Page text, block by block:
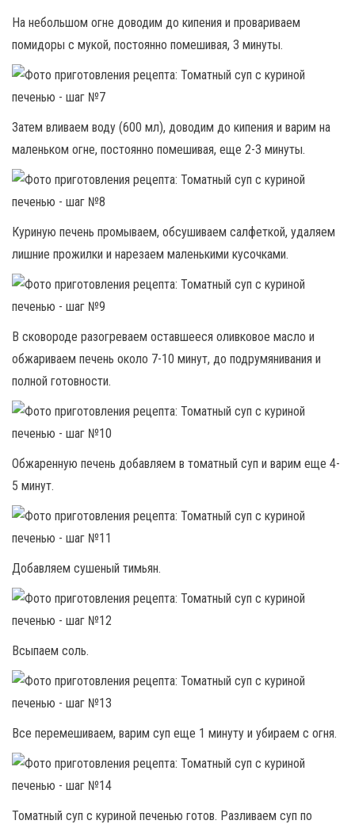
На небольшом огне доводим до кипения и провариваем
помидоры с мукой, постоянно помешивая, 3 минуты.
Затем вливаем воду (600 мл), доводим до кипения и варим на
маленьком огне, постоянно помешивая, еще 2-3 минуты.
Куриную печень промываем, обсушиваем салфеткой, удаляем
лишние прожилки и нарезаем маленькими кусочками.
В сковороде разогреваем оставшееся оливковое масло и
обжариваем печень около 7-10 минут, до подрумянивания и
полной готовности.
Обжаренную печень добавляем в томатный суп и варим еще 4-
5 минут.
Добавляем сушеный тимьян.
Всыпаем соль.
Все перемешиваем, варим суп еще 1 минуту и убираем с огня.
Томатный суп с куриной печенью готов. Разливаем суп по